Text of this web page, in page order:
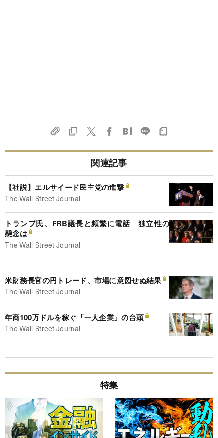
関連記事
【社説】エルサイード民主党の進撃
The Wall Street Journal
トランプ氏、FRB議長と頻繁に電話 独立性の
懸念は
The Wall Street Journal
米財務長官の円トレード、市場に意図せぬ結果
The Wall Street Journal
年商100万ドルを稼ぐ「一人企業」の台頭
The Wall Street Journal
特集